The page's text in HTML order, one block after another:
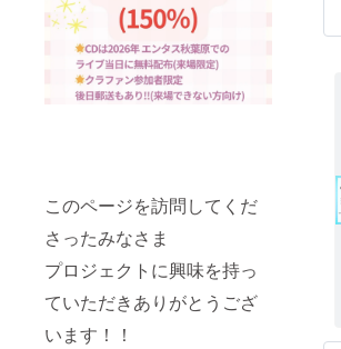
このページを訪問してくだ
さったみなさま
プロジェクトに興味を持っ
ていただきありがとうござ
います！！